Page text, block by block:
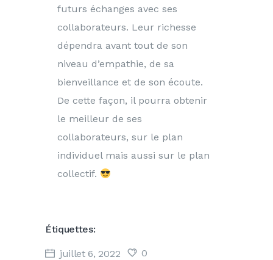
futurs échanges avec ses
collaborateurs. Leur richesse
dépendra avant tout de son
niveau d’empathie, de sa
bienveillance et de son écoute.
De cette façon, il pourra obtenir
le meilleur de ses
collaborateurs, sur le plan
individuel mais aussi sur le plan
collectif.
Étiquettes:
juillet 6, 2022
0